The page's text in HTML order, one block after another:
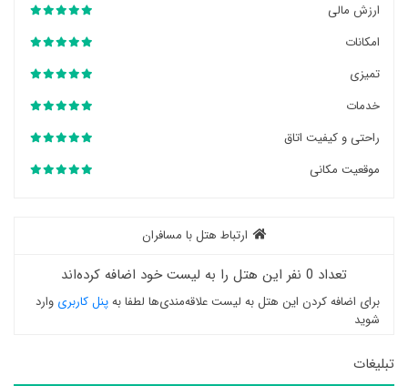
ارزش مالی
امکانات
تمیزی
خدمات
راحتی و کیفیت اتاق
موقعیت مکانی
ارتباط هتل با مسافران
تعداد 0 نفر این هتل را به لیست خود اضافه کرده‌اند
برای اضافه کردن این هتل به لیست علاقه‌مندی‌ها لطفا بهپنل کاربری وارد
شوید
تبلیغات